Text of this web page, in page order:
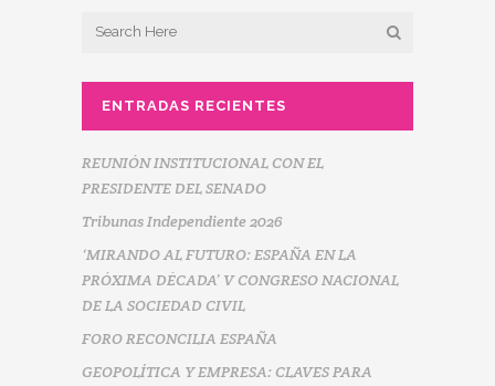
ENTRADAS RECIENTES
REUNIÓN INSTITUCIONAL CON EL
PRESIDENTE DEL SENADO
Tribunas Independiente 2026
‘MIRANDO AL FUTURO: ESPAÑA EN LA
PRÓXIMA DÉCADA’ V CONGRESO NACIONAL
DE LA SOCIEDAD CIVIL
FORO RECONCILIA ESPAÑA
GEOPOLÍTICA Y EMPRESA: CLAVES PARA